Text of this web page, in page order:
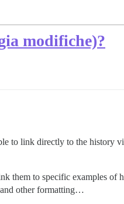
modifiche)?
to link directly to the history
them to specific examples of
and other formatting…